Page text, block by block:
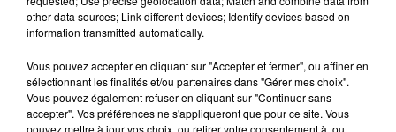
8h11
8h11 8h05
8h05
other data sources; Link different devices; Identify devices based on
information transmitted automatically.
Vous pouvez accepter en cliquant sur "Accepter et fermer", ou affiner en
sélectionnant les finalités et/ou partenaires dans "Gérer mes choix".
Vous pouvez également refuser en cliquant sur "Continuer sans
accepter". Vos préférences ne s'appliqueront que pour ce site. Vous
pouvez mettre à jour vos choix, ou retirer votre consentement à tout